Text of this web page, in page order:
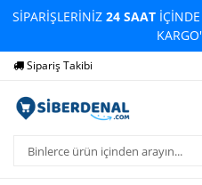
SİPARİŞLERİNİZ24 SAAT
Sipariş Takibi